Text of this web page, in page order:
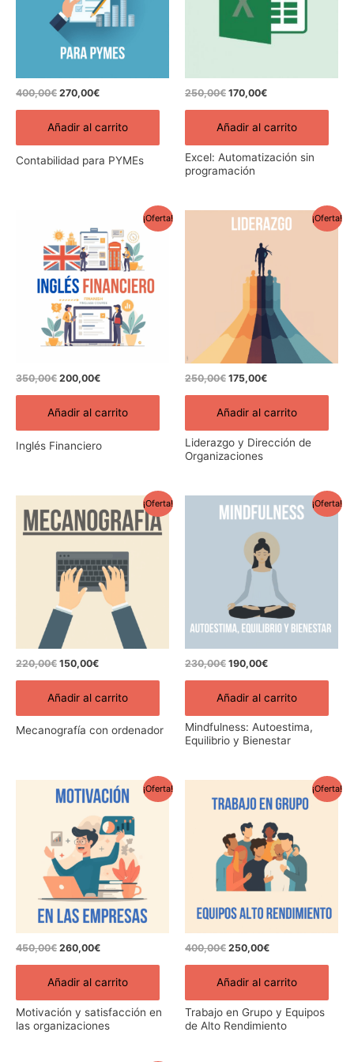
400,00€ 270,00€
Añadir al carrito
Contabilidad para PYMEs
250,00€ 170,00€
Añadir al carrito
Excel: Automatización sin
programación
¡Oferta!
350,00€
precio
original
era:
350,00€.
200,00€
precio
actual
es:
200,00€.
Añadir al carrito
Inglés Financiero
¡Oferta!
250,00€
El
precio
original
250,00€.
175,00€
El
precio
es:
Añadir al carrito
Liderazgo y Dirección de
Organizaciones
¡Oferta!
220,00€
precio
original
era:
220,00€.
150,00€
precio
actual
es:
150,00€.
Añadir al carrito
Mecanografía con ordenador
¡Oferta!
230,00€
precio
230,00€.
190,00€
precio
es:
190,00€.
Añadir al carrito
Mindfulness: Autoestima,
Equilibrio y Bienestar
¡Oferta!
450,00€
precio
450,00€.
260,00€
precio
es:
260,00€.
Añadir al carrito
Motivación y satisfacción en
las organizaciones
¡Oferta!
400,00€
precio
original
era:
400,00€.
250,00€
precio
actual
es:
250,00€.
Añadir al carrito
Trabajo en Grupo y Equipos
de Alto Rendimiento